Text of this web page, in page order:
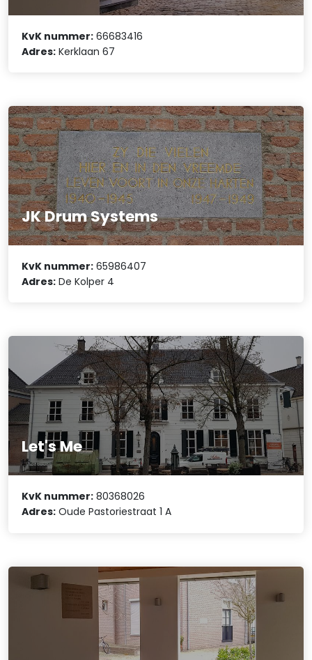
KvK nummer: 66683416
Adres: Kerklaan 67
JK Drum Systems
KvK nummer: 65986407
Adres: De Kolper 4
Let's Me
KvK nummer: 80368026
Adres: Oude Pastoriestraat 1 A